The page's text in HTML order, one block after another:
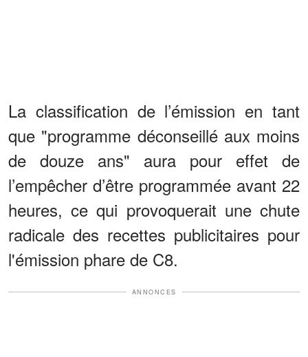
La classification de l’émission en tant
que "programme déconseillé aux moins
de douze ans" aura pour effet de
l’empêcher d’être programmée avant 22
heures, ce qui provoquerait une chute
radicale des recettes publicitaires pour
l'émission phare de C8.
ANNONCES